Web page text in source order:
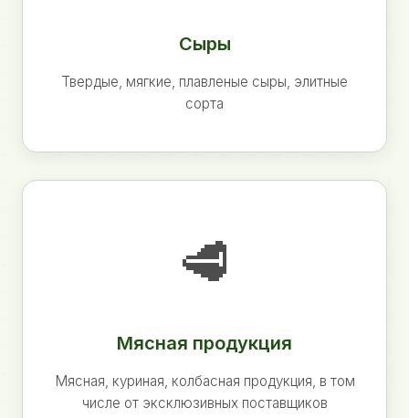
Сыры
Твердые, мягкие, плавленые сыры, элитные
сорта
🥩
Мясная продукция
Мясная, куриная, колбасная продукция, в том
числе от эксклюзивных поставщиков